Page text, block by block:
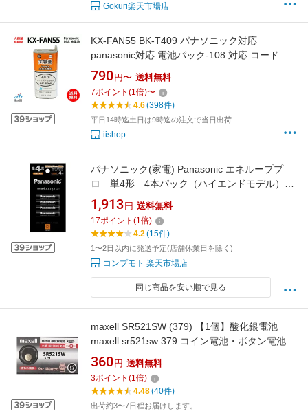
Gokuri楽天市場店
KX-FAN55 BK-T409 パナソニック対応
panasonic対応 電池パック-108 対応 コードレ
ス 子機用 充電池 互換 電池 J017C 大容量 電話
機 子機 電池交換 子機 電話子機用電池 コードレ
ス子機用電池 ニッケル水素電池 Ni-MH コード
790 円〜 送料無料
7ポイント (1倍)〜
4.6(398件)
平日14時迄土日は9時迄の注文で当日出荷
iishop
パナソニック(家電) Panasonic エネループプ
ロ 単4形 4本パック（ハイエンドモデル）
(BK-4HCD/4H) 目安在庫=△
1,913 円 送料無料
17ポイント (1倍)
4.2(15件)
1〜2日以内に発送予定(店舗休業日を除く)
コンプモト 楽天市場店
同じ商品を安い順で見る
maxell SR521SW (379) 【1個】酸化銀電池
maxell sr521sw 379 コイン電池・ボタン電池・
時計用電池『新しいシルバータイプ』日本製 国
内限定
360 円 送料無料
3ポイント (1倍)
4.48(40件)
出荷約3〜7日程お届けします。